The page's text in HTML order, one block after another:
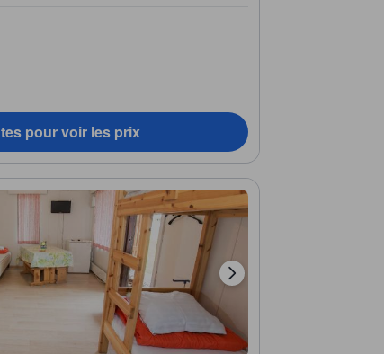
pour voir les prix